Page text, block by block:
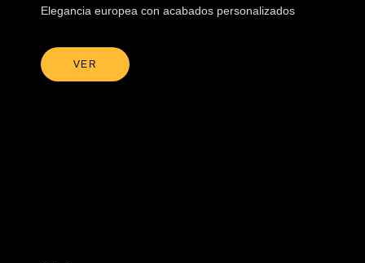
Elegancia europea con acabados personalizados
VER